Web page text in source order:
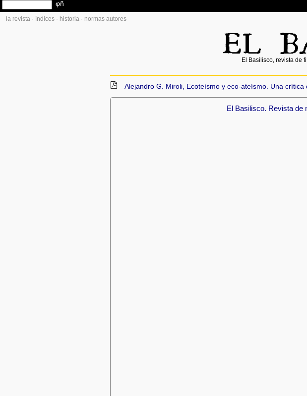
la revista · índices · historia · normas autores
El Basilisco, revista de
Alejandro G. Miroli, Ecoteísmo y eco-ateísmo. Una crítica
El Basilisco. Revista de